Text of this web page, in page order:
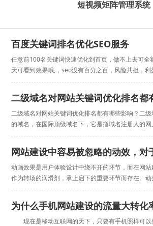
短视频矩阵管理系统
百度关键词排名优化SEO服务
任意前100名关键词快速优化到首页，做不上去可全
天可看到效果哦,，seo没有百分之百，风险共担，
二级域名对网站关键词优化排名都
二级域名对网站关键词优化排名都有哪些影响？二
的域名，在国际顶级域名下，它是指域名注册人的
动画效果是用户体验设计中绕不开的环节，而在网
作为转场的润滑剂，承上启下的重要环节而存在。
为什么手机网站建设的流量大转化
现在是移动互联网的天下，只要有手机照样可以